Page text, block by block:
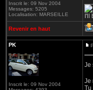
Inscrit le: 09 Nov 2004
Messages: 5205
Localisation: MARSEILLE
I'll
Revenir en haut
PK
Inscrit le: 09 Nov 2004
Je
Je
Tu